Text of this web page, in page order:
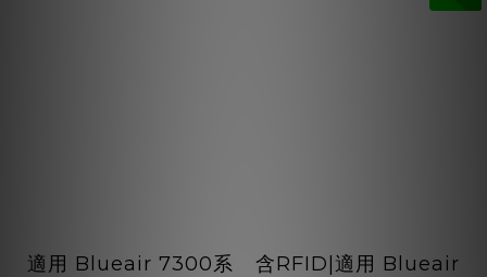
適用 Blueair 7300系
含RFID|適用 Blueair